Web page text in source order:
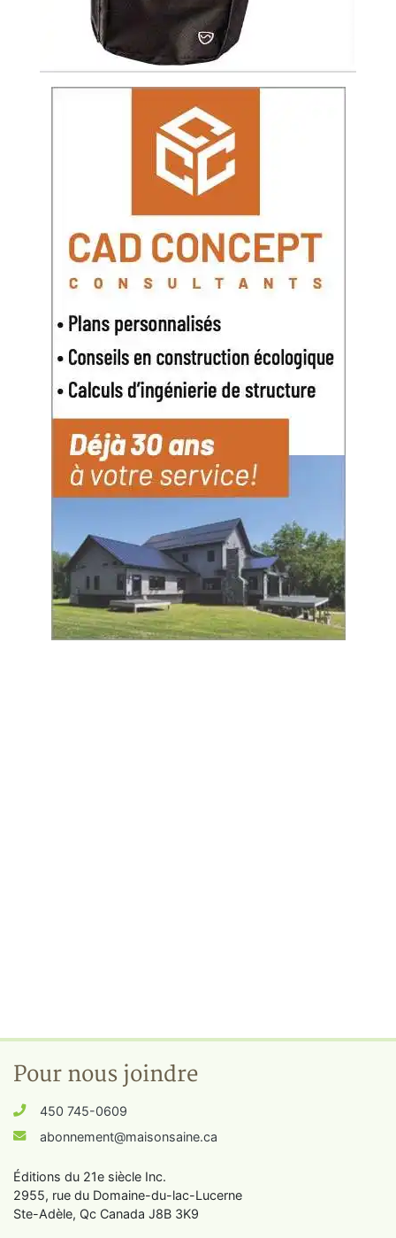
Pour nous joindre
450 745-0609
abonnement@maisonsaine.ca
Éditions du 21e siècle Inc.
2955, rue du Domaine-du-lac-Lucerne
Ste-Adèle, Qc Canada J8B 3K9